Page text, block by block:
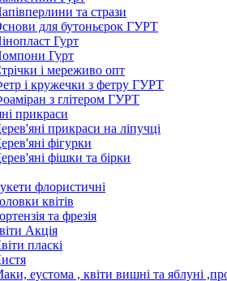
та стрази
для бутоньєрок ГУРТ
Гурт
Гурт
і мереживо опт
і кружечки з фетру ГУРТ
з глітером ГУРТ
прикраси
прикраси на ліпучці
фігурки
фішки та бірки
флористичні
квітів
та фрезія
Акція
пласкі
еустома , квіти вишні та яблуні